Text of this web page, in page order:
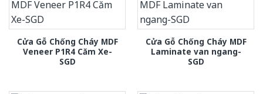
Cửa Gỗ Chống Cháy MDF
Veneer P1R4 Căm Xe-
SGD
Cửa Gỗ Chống Cháy MDF
Laminate van ngang-
SGD